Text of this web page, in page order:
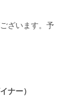
ざいます。予
ー）